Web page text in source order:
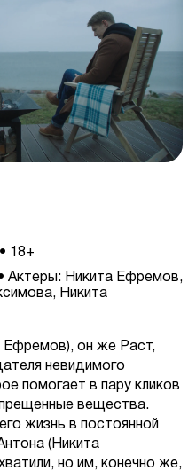
18+
Актеры: Никита Ефремов,
Никита
Ефремов), он же Раст,
невидимого
помогает в пару кликов
вещества.
жизнь в постоянной
(Никита
но им, конечно же,